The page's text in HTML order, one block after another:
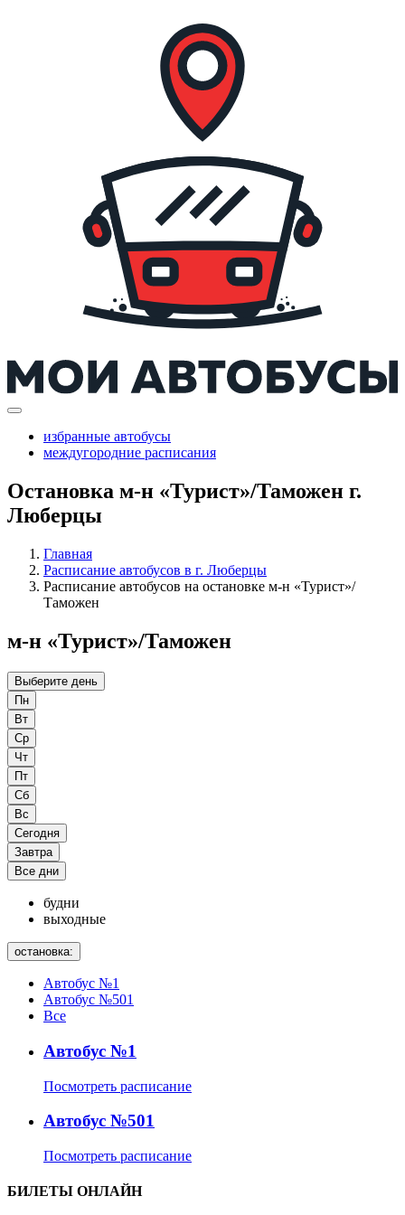
избранные автобусы
междугородние расписания
Остановка м-н «Турист»/Таможен г.
Люберцы
Главная
Расписание автобусов в г. Люберцы
Расписание автобусов на остановке м-н «Турист»/
Таможен
м-н «Турист»/Таможен
Выберите день
Пн
Вт
Ср
Чт
Пт
Сб
Вс
Сегодня
Завтра
Все дни
будни
выходные
остановка:
Автобус №1
Автобус №501
Все
Автобус №1
Посмотреть расписание
Автобус №501
Посмотреть расписание
БИЛЕТЫ ОНЛАЙН